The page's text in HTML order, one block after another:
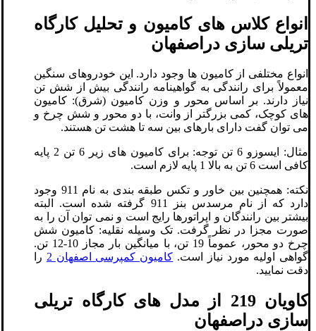
انواع کلاس های کامیون و تحلیل کارگاه
تریلی سازی دراصفهان
انواع مختلفی از کامیون ها وجود دارد. این خودروهای سنگین
معمولاً برای رانندگی به گواهینامه رانندگی بیش از شش تن
نیاز دارند. بر اساس محور و وزن کامیون (شرق): کامیون
های کوچک، کمی بزرگتر از وانت، با دو محور و شش چرخ و
می توان گفت دارای بارهای بین سه تا هشت تن هستند.
مثال: ایسوزو 6 تن توجه: برای کامیون های زیر 6 تن 2 پایه
کافی است 6 تن به بالا 1 پایه لازم است.
نکته: همچنین بین خاور و تکس طبقه بندی به نام 911 وجود
دارد که از نام مرسدس بنز 911 گرفته شده است. البته
بیشتر بین رانندگان و اپراتورها رایج است و نمی توان آن را به
صورت مجزا در نظر گرفت. تک وسیله نقلیه: کامیون شش
چرخ دو محور، عموماً 19 تن، با میانگین بار مجاز 10-12 تن.
گواهی اولیه مورد نیاز است. کامیون کمپرسی اصفهان 2
را
دقت نمایید.
کاویان 219 از مدل های کارگاه تریلی
سازی دراصفهان